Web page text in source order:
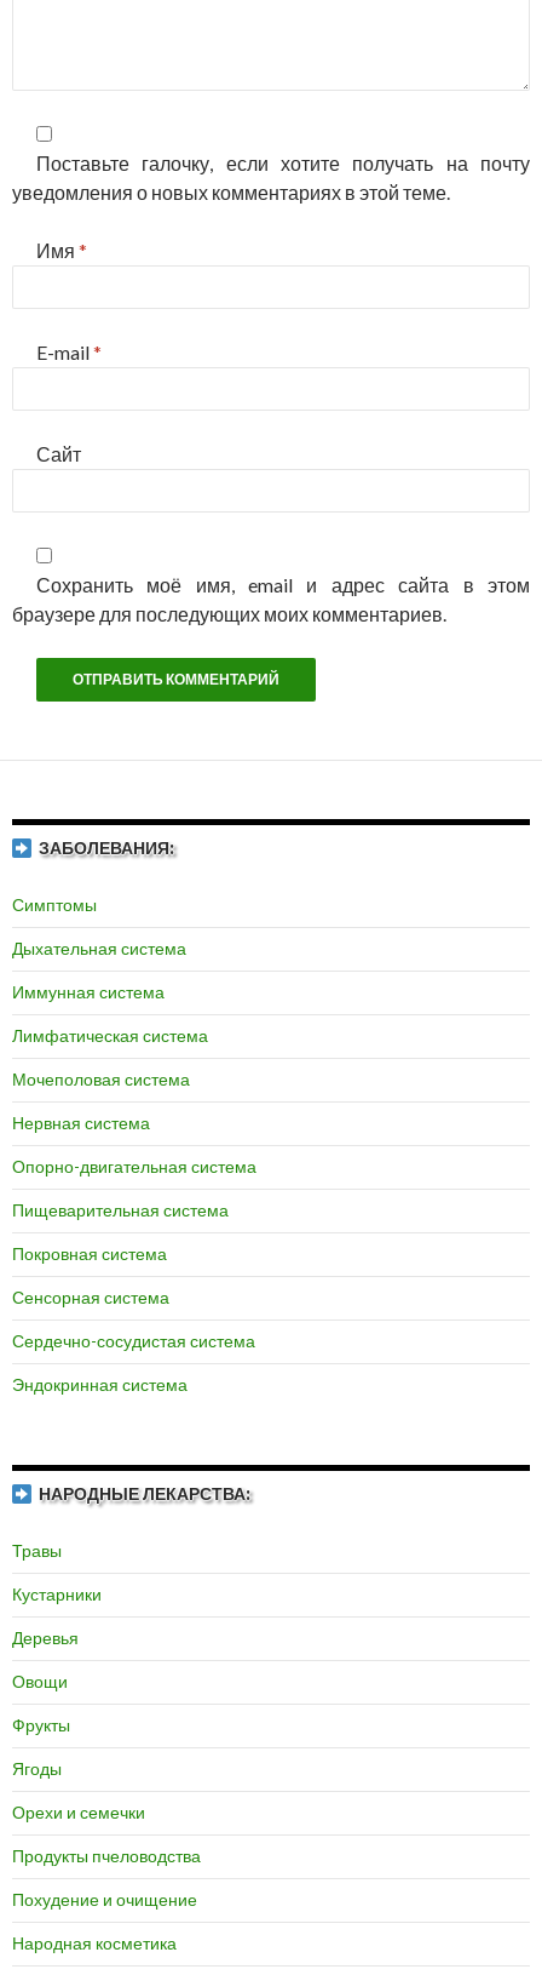
Поставьте галочку, если хотите получать на почту
уведомления о новых комментариях в этой теме.
Имя *
E-mail*
Сайт
Сохранить моё имя, email и адрес сайта в этом
браузере для последующих моих комментариев.
ЗАБОЛЕВАНИЯ:
Симптомы
Дыхательная система
Иммунная система
Лимфатическая система
Мочеполовая система
Нервная система
Опорно-двигательная система
Пищеварительная система
Покровная система
Сенсорная система
Сердечно-сосудистая система
Эндокринная система
НАРОДНЫЕ ЛЕКАРСТВА:
Травы
Кустарники
Деревья
Овощи
Фрукты
Ягоды
Орехи и семечки
Продукты пчеловодства
Похудение и очищение
Народная косметика